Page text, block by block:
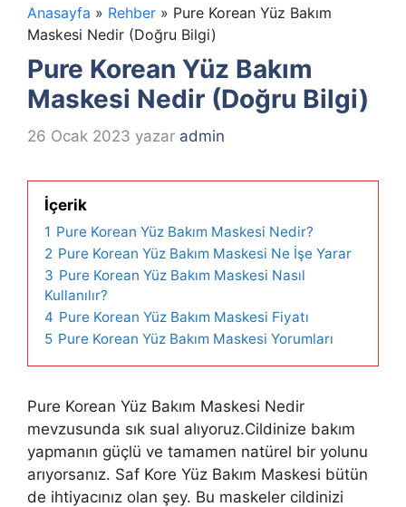
Anasayfa » Rehber » Pure Korean Yüz Bakım
Maskesi Nedir (Doğru Bilgi)
Pure Korean Yüz Bakım
Maskesi Nedir (Doğru Bilgi)
26 Ocak 2023 yazar admin
İçerik
1 Pure Korean Yüz Bakım Maskesi Nedir?
2 Pure Korean Yüz Bakım Maskesi Ne İşe Yarar
3 Pure Korean Yüz Bakım Maskesi Nasıl
Kullanılır?
4 Pure Korean Yüz Bakım Maskesi Fiyatı
5 Pure Korean Yüz Bakım Maskesi Yorumları
Pure Korean Yüz Bakım Maskesi Nedir
mevzusunda sık sual alıyoruz.Cildinize bakım
yapmanın güçlü ve tamamen natürel bir yolunu
arıyorsanız. Saf Kore Yüz Bakım Maskesi bütün
de ihtiyacınız olan şey. Bu maskeler cildinizi